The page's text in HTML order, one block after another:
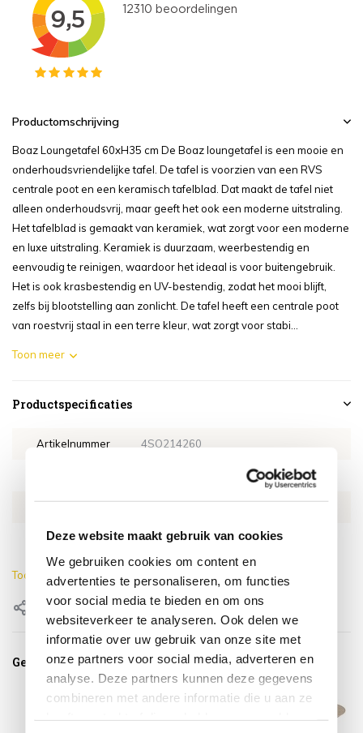
Deze website maakt gebruik van cookies
We gebruiken cookies om content en
advertenties te personaliseren, om functies
voor social media te bieden en om ons
websiteverkeer te analyseren. Ook delen we
informatie over uw gebruik van onze site met
onze partners voor social media, adverteren en
analyse. Deze partners kunnen deze gegevens
combineren met andere informatie die u aan ze
Productomschrijving
Boaz Loungetafel 60xH35 cm De Boaz loungetafel is een mooie en
onderhoudsvriendelijke tafel. De tafel is voorzien van een RVS
centrale poot en een keramisch tafelblad. Dat maakt de tafel niet
alleen onderhoudsvrij, maar geeft het ook een moderne uitstraling.
Het tafelblad is gemaakt van keramiek, wat zorgt voor een moderne
en luxe uitstraling. Keramiek is duurzaam, weerbestendig en
eenvoudig te reinigen, waardoor het ideaal is voor buitengebruik.
Het is ook krasbestendig en UV-bestendig, zodat het mooi blijft,
zelfs bij blootstelling aan zonlicht. De tafel heeft een centrale poot
van roestvrij staal in een terre kleur, wat zorgt voor stabi...
Toon meer
Productspecificaties
Artikelnummer 4SO214260
Lengte 58.5 cm
Toon meer
Delen
Gerelateerde producten